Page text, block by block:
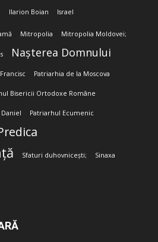
Ilarion Boian Israel
Mitropolia Mitropolia Moldovei;
Nașterea Domnului
Patriarhia de la Moscova
Bisericii Ortodoxe Române
Patriarhul Ecumenic
Sfaturi duhovnicești; Sinaxa